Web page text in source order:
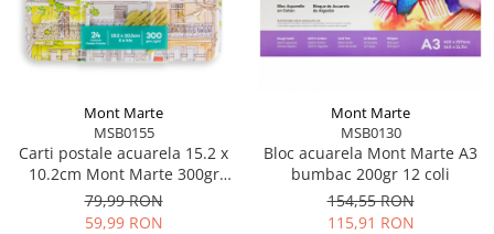
Accesorii pictură
Cuțite pictură
Palete și pahare pentru pictură
Pensule burete
Pensule pentru acrilice
Pensule pentru acuarelă
Pensule pentru ulei
Manechin desen
Accesorii grafică
Mont Marte
MSB0155
Carti postale acuarela 15.2 x
10.2cm Mont Marte 300gr
24buc
79,99 RON
59,99 RON
Mont Marte
MSB0130
Bloc acuarela Mont Marte A3
bumbac 200gr 12 coli
154,55 RON
115,91 RON